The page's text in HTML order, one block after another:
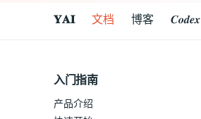
𝐘𝐀𝐈 文档 博客 𝑪𝒐𝒅𝒆𝒙
入门指南
产品介绍